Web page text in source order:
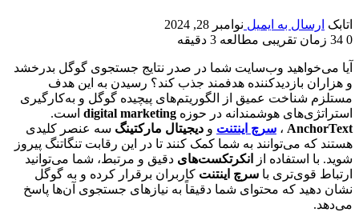
اتابک ارسال به ایمیل نوامبر 28, 2024
0
زمان تقریبی مطالعه 3 دقیقه
آیا می‌خواهید وب‌سایت شما در صدر نتایج جستجوی گوگل بدرخشد
و هزاران بازدیدکننده هدفمند جذب کند؟ رسیدن به این هدف
مستلزم شناخت عمیق از الگوریتم‌های پیچیده گوگل و به‌کارگیری
استراتژی‌های هوشمندانه در حوزه digital marketing است.
AnchorText ، سرچ اینتنت و دیجیتال مارکتینگ سه عنصر کلیدی
هستند که می‌توانند به شما کمک کنند تا در این رقابت تنگاتنگ پیروز
شوید. با استفاده از
انکرتکست‌های دقیق و مرتبط، شما می‌توانید
ارتباط قوی‌تری با سرچ اینتنت کاربران برقرار کرده و به گوگل
نشان دهید که محتوای شما دقیقاً به نیازهای جستجوی آن‌ها پاسخ
می‌دهد.